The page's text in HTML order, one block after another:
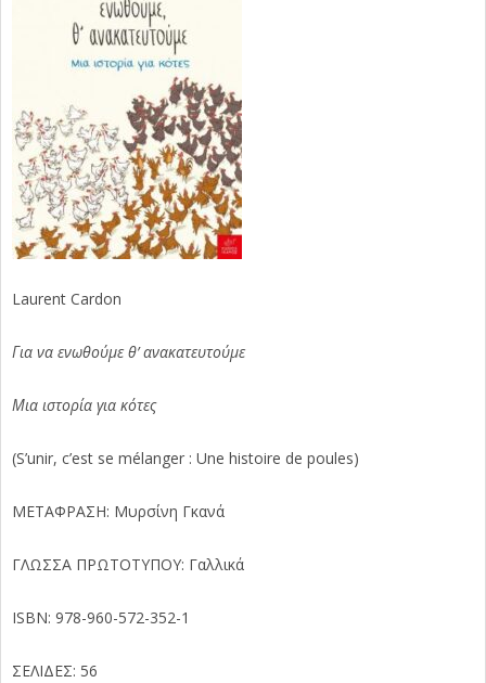
Laurent Cardon
Για να ενωθούμε θ’ ανακατευτούμε
Μια ιστορία για κότες
(S’unir, c’est se mélanger : Une histoire de poules)
ΜΕΤΑΦΡΑΣΗ: Μυρσίνη Γκανά
ΓΛΩΣΣΑ ΠΡΩΤΟΤΥΠΟΥ: Γαλλικά
ISBN: 978-960-572-352-1
ΣΕΛΙΔΕΣ: 56